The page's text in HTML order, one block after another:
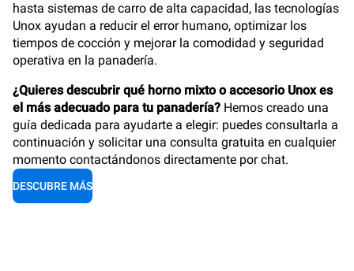
hasta sistemas de carro de alta capacidad, las tecnologías
Unox ayudan a reducir el error humano, optimizar los
tiempos de cocción y mejorar la comodidad y seguridad
operativa en la panadería.
¿Quieres descubrir qué horno mixto o accesorio Unox es
el más adecuado para tu panadería? Hemos creado una
guía dedicada para ayudarte a elegir: puedes consultarla a
continuación y solicitar una consulta gratuita en cualquier
momento contactándonos directamente por chat.
DESCUBRE MÁS